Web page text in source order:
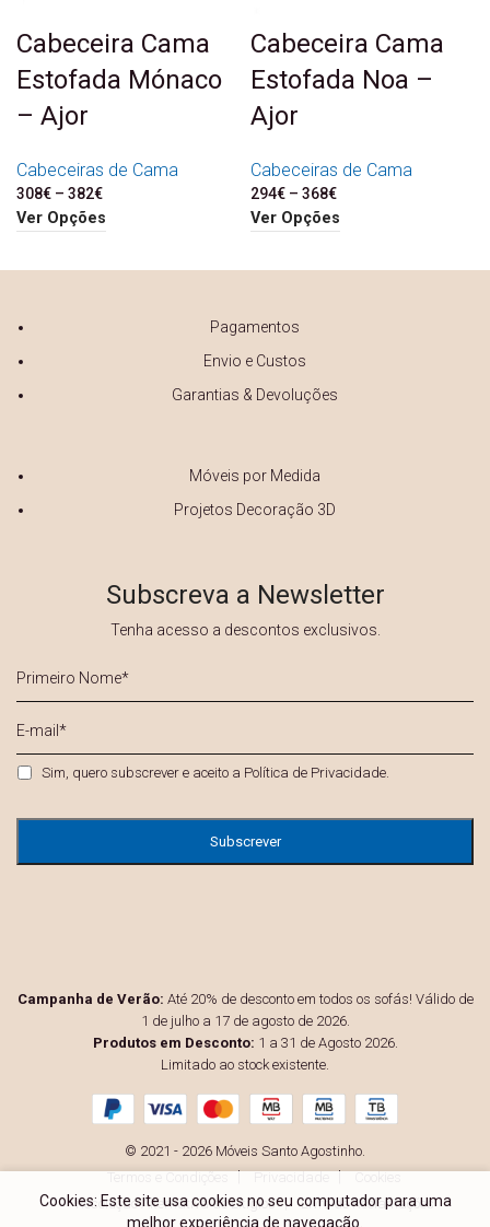
Cabeceira Cama
Estofada Mónaco
– Ajor
Cabeceiras de Cama
308€ – 382€
through 382€
Ver Opções
Cabeceira Cama
Estofada Noa –
Ajor
Cabeceiras de Cama
294€ – 368€
through 368€
Ver Opções
Pagamentos
Envio e Custos
Garantias & Devoluções
Móveis por Medida
Projetos Decoração 3D
Subscreva a Newsletter
Tenha acesso a descontos exclusivos.
Primeiro
Nome
*
E-
mail
Privacidade *
Sim, quero subscrever e aceito a Política de Privacidade.
Campanha de Verão: Até 20% de desconto em todos os sofás! Válido de
1 de julho a 17 de agosto de 2026.
Produtos em Desconto: 1 a 31 de Agosto 2026.
Limitado ao stock existente.
© 2021 - 2026 Móveis Santo Agostinho.
Resolução Alternativa de Litígios
Livro de Reclamações
Cookies: Este site usa cookies no seu computador para uma
melhor experiência de navegação.